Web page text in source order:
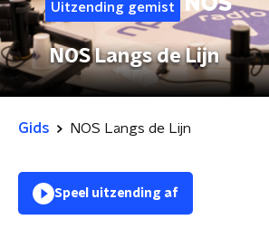
Uitzending gemist
NOS Langs de Lijn
Gids NOS Langs de Lijn
Speel uitzending af